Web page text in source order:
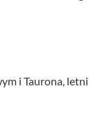
i Taurona, letni